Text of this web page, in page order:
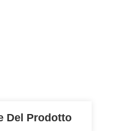
Del Prodotto